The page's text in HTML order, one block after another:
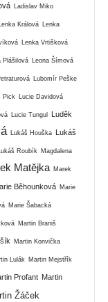
Ladislav Miko
Lenka Králová Lenka
Lenka Vrtišková
Plášilová Leona Šímová
Lubomír Peške
Pick Lucie Davidová
Lucie Tungul Luděk
Lukáš Houška Lukáš
Lukáš Roubík Magdalena
Matějka Marek
Běhounková Marie
Marie Šabacká
Martin Braniš
Martin Konvička
Lulák Martin Mejstřík
Profant Martin
Žáček